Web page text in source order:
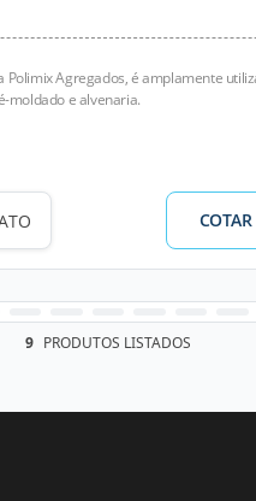
Polimix Agregados, é amplamente
moldado e alvenaria.
COTAR
9 PRODUTOS LISTADOS